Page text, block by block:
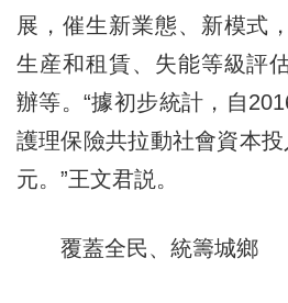
展，催生新業態、新模式
生産和租賃、失能等級評
辦等。“據初步統計，自
護理保險共拉動社會資本
元。”王文君説。
覆蓋全民、統籌城鄉